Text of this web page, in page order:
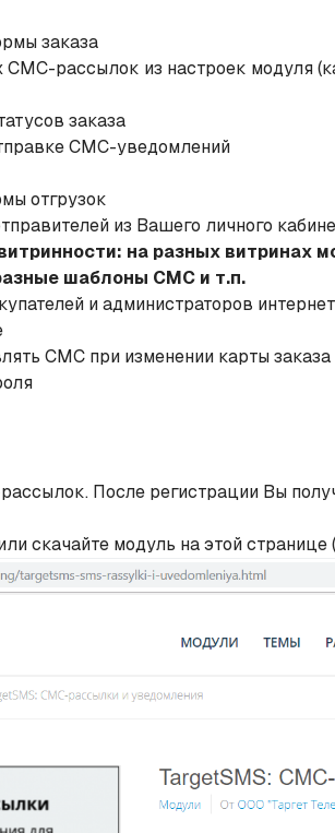
заказа
рассылок из настроек модуля
заказа
СМС-уведомлений
отгрузок
из Вашего личного
на разных витринах
шаблоны СМС и т.п.
и администраторов
СМС при изменении карты заказа
После регистрации Вы
скачайте модуль на этой